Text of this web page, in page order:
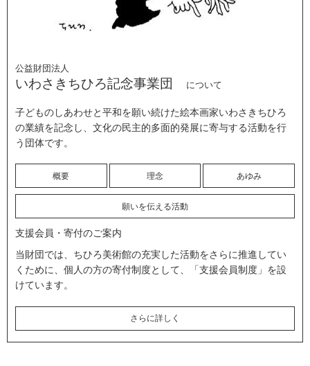
公益財団法人
いわさきちひろ記念事業団 について
子どものしあわせと平和を願い続けた絵本画家いわさきちひろ
の業績を記念し、文化の民主的多面的発展に寄与する活動を行
う団体です。
概要 理念 あゆみ
願いを伝える活動
支援会員・寄付のご案内
当財団では、ちひろ美術館の充実した活動をさらに推進してい
くために、個人の方の寄付制度として、「支援会員制度」を設
けています。
さらに詳しく